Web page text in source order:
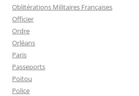
Oblitérations Militaires Françaises
Officier
Ordre
Orléans
Paris
Passeports
Poitou
Police